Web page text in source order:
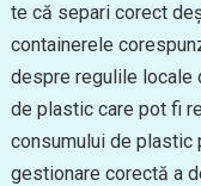
te că separi corect
containerele
despre regulile locale
de plastic care pot fi
consumului de plastic
gestionare corectă a